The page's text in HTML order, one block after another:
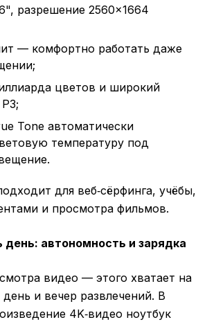
разрешение 2560×1664
— комфортно работать даже
цветов и широкий
Tone автоматически
температуру под
для веб‑сёрфинга, учёбы,
и просмотра фильмов.
день: автономность и зарядка
видео — этого хватает на
и вечер развлечений. В
4K‑видео ноутбук